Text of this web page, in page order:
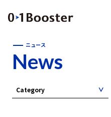
ニュース
News
Category